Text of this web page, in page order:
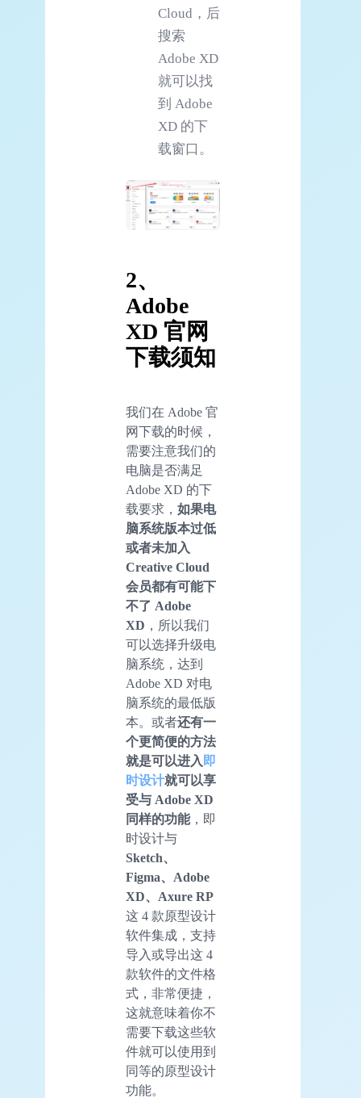
Cloud，后
搜索
Adobe XD
就可以找
到 Adobe
XD 的下
载窗口。
2、
Adobe
XD 官网
下载须知
我们在 Adobe 官
网下载的时候，
需要注意我们的
电脑是否满足
Adobe XD 的下
载要求， 如果电
脑系统版本过低
或者未加入
Creative Cloud
会员都有可能下
不了 Adobe
XD ，所以我们
可以选择升级电
脑系统，达到
Adobe XD 对电
脑系统的最低版
本。或者还有一
个更简便的方法
就是可以进入 即
时设计就可以享
受与 Adobe XD
同样的功能，即
时设计与
Sketch、
Figma、Adobe
XD、Axure RP
这 4 款原型设计
软件集成，支持
导入或导出这 4
款软件的文件格
式，非常便捷，
这就意味着你不
需要下载这些软
件就可以使用到
同等的原型设计
功能。